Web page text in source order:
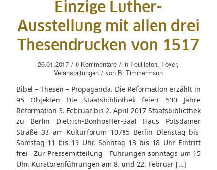
Einzige Luther-
Ausstellung mit allen drei
Thesendrucken von 1517
26.01.2017 / 0 Kommentare / in Feuilleton, Foyer,
Veranstaltungen / von B. Timmermann
Bibel – Thesen – Propaganda. Die Reformation erzählt in
95 Objekten Die Staatsbibliothek feiert 500 Jahre
Reformation 3. Februar bis 2. April 2017 Staatsbibliothek
zu Berlin Dietrich-Bonhoeffer-Saal Haus Potsdamer
Straße 33 am Kulturforum 10785 Berlin Dienstag bis
Samstag 11 bis 19 Uhr, Sonntag 13 bis 18 Uhr Eintritt
frei Zur Pressemitteilung Führungen sonntags um 15
Uhr. Kuratorenführungen am 8. und 22. Februar […]